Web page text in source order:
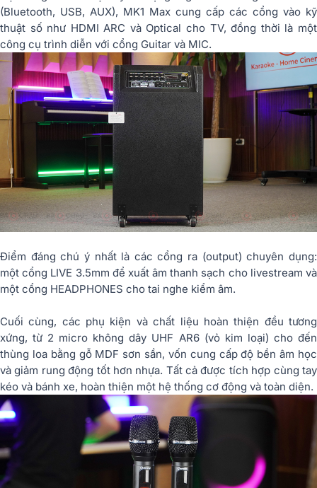
(Bluetooth, USB, AUX), MK1 Max cung cấp các cổng vào kỹ
thuật số như HDMI ARC và Optical cho TV, đồng thời là một
công cụ trình diễn với cổng Guitar và MIC.
Điểm đáng chú ý nhất là các cổng ra (output) chuyên dụng:
một cổng LIVE 3.5mm để xuất âm thanh sạch cho livestream và
một cổng HEADPHONES cho tai nghe kiểm âm.
Cuối cùng, các phụ kiện và chất liệu hoàn thiện đều tương
xứng, từ 2 micro không dây UHF AR6 (vỏ kim loại) cho đến
thùng loa bằng gỗ MDF sơn sần, vốn cung cấp độ bền âm học
và giảm rung động tốt hơn nhựa. Tất cả được tích hợp cùng tay
kéo và bánh xe, hoàn thiện một hệ thống cơ động và toàn diện.